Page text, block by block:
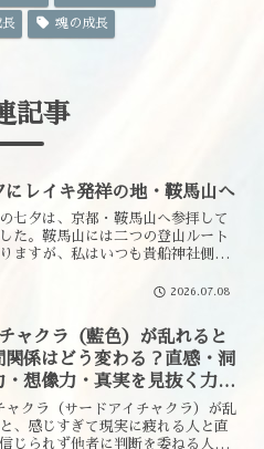
長 魂の成長
記事
にレイキ発祥の地・鞍馬山へ
七夕は、京都・鞍馬山へ参拝して
た。鞍馬山には二つの登山ルート
ますが、私はいつも貴船神社側か
て楽な道ではありません。しかし、
は、心と体を整え、...
2026.07.08
ャクラ（藍色）が乱れると
関係はどう変わる？直感・洞
・想像力・真実を見抜く力を
キの視点で解説
ャクラ（サードアイチャクラ）が乱
、感じすぎて現実に疲れる人と直
じられず他者に判断を委ねる人が